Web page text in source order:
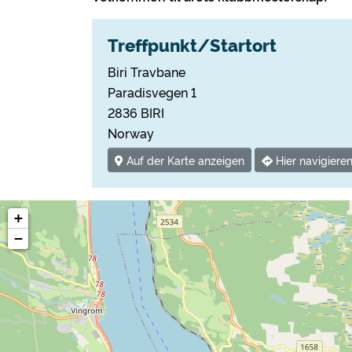
Treffpunkt/Startort
Biri Travbane
Paradisvegen 1
2836 BIRI
Norway
Auf der Karte anzeigen Hier navigieren
+
−